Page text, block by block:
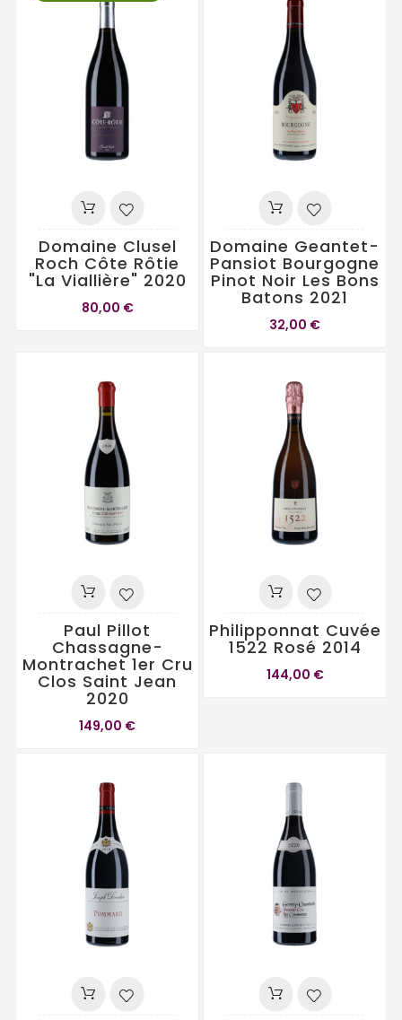
Domaine Clusel
Roch Côte Rôtie
"La Viallière" 2020
80,00 €
Domaine Geantet-
Pansiot Bourgogne
Pinot Noir Les Bons
Batons 2021
32,00 €
Paul Pillot
Chassagne-
Montrachet 1er Cru
Clos Saint Jean
2020
149,00 €
Philipponnat Cuvée
1522 Rosé 2014
144,00 €